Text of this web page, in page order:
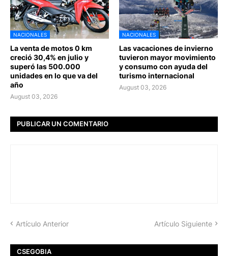
NACIONALES
La venta de motos 0 km
creció 30,4% en julio y
superó las 500.000
unidades en lo que va del
año
August 03, 2026
NACIONALES
Las vacaciones de invierno
tuvieron mayor movimiento
y consumo con ayuda del
turismo internacional
August 03, 2026
PUBLICAR UN COMENTARIO
Artículo Anterior Artículo Siguiente
CSEGOBIA